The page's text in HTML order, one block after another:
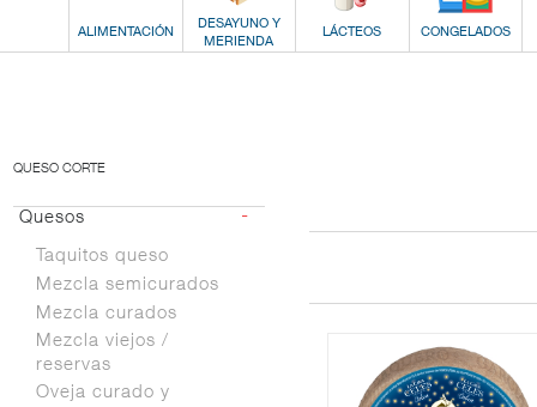
ALIMENTACIÓN
DESAYUNO Y
MERIENDA
LÁCTEOS CONGELADOS
QUESO CORTE
Quesos -
Taquitos queso
Mezcla semicurados
Mezcla curados
Mezcla viejos /
reservas
Oveja curado y